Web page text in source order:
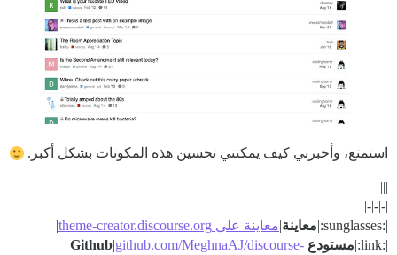
استمتع، وأخبرني كيف يمكنني تحسين هذه المكونات بشكل أكبر.
|||
|-|-|-|
|:sunglasses:|
معاينة|معاينة على theme-creator.discourse.org
|
|:link:|
مستودع Github |github.com/MeghnaAJ/discourse-